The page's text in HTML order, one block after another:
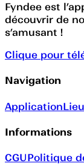
Fyndee est
découvrir de
s’amusant !
Clique pour
Navigation
Application
Informations
CGUPolitique